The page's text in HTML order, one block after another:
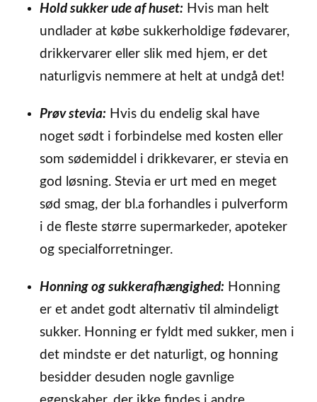
Hold sukker ude af huset: Hvis man helt
undlader at købe sukkerholdige fødevarer,
drikkervarer eller slik med hjem, er det
naturligvis nemmere at helt at undgå det!
Prøv stevia: Hvis du endelig skal have
noget sødt i forbindelse med kosten eller
som sødemiddel i drikkevarer, er stevia en
god løsning. Stevia er urt med en meget
sød smag, der bl.a forhandles i pulverform
i de fleste større supermarkeder, apoteker
og specialforretninger.
Honning og sukkerafhængighed: Honning
er et andet godt alternativ til almindeligt
sukker. Honning er fyldt med sukker, men i
det mindste er det naturligt, og honning
besidder desuden nogle gavnlige